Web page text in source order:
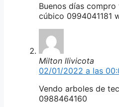
Buenos días
cúbico 0994041181
Milton llivicota
02/01/2022 a las
Vendo arboles de
0988464160